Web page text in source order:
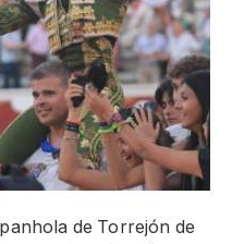
de Torrejón de